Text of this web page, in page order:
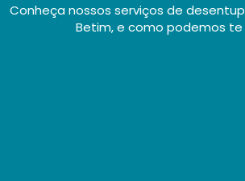
Conheça nossos serviços de
Betim, e como podemos te